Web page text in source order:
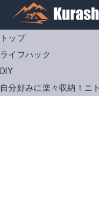
トップ
ライフハック
DIY
自分好みに楽々収納！ニ